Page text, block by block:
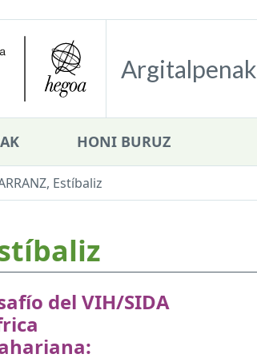
Argitalpenak
HONI BURUZ
Estíbaliz
del VIH/SIDA